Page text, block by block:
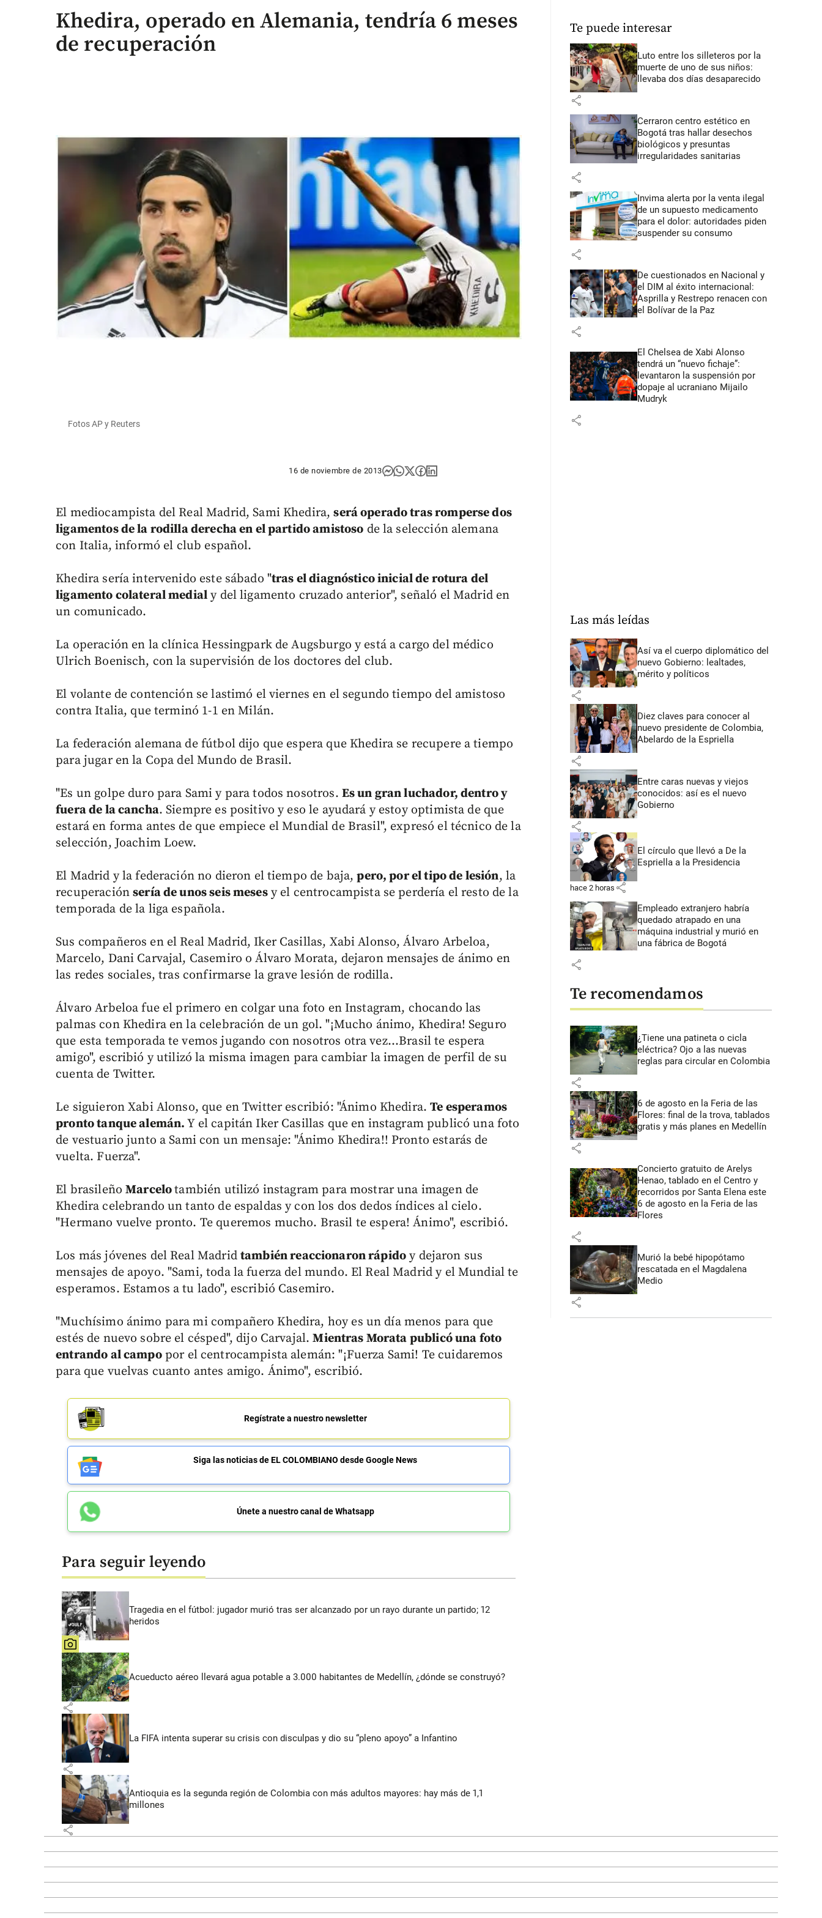
Khedira, operado en Alemania, tendría 6 meses
de recuperación
Fotos AP y Reuters
16 de noviembre de 2013
El mediocampista del Real Madrid, Sami Khedira,será operado tras romperse dos
ligamentos de la rodilla derecha en el partido amistoso de la selección alemana
con Italia, informó el club español.
Khedira sería intervenido este sábado "tras el diagnóstico inicial de rotura del
ligamento colateral medial y del ligamento cruzado anterior", señaló el Madrid en
un comunicado.
La operación en la clínica Hessingpark de Augsburgo y está a cargo del médico
Ulrich Boenisch, con la supervisión de los doctores del club.
El volante de contención se lastimó el viernes en el segundo tiempo del amistoso
contra Italia, que terminó 1-1 en Milán.
La federación alemana de fútbol dijo que espera que Khedira se recupere a tiempo
para jugar en la Copa del Mundo de Brasil.
"Es un golpe duro para Sami y para todos nosotros. Es un gran luchador, dentro y
fuera de la cancha. Siempre es positivo y eso le ayudará y estoy optimista de que
estará en forma antes de que empiece el Mundial de Brasil", expresó el técnico de la
selección, Joachim Loew.
El Madrid y la federación no dieron el tiempo de baja,pero, por el tipo de lesión, la
recuperaciónsería de unos seis mesesy el centrocampista se perdería el resto de la
temporada de la liga española.
Sus compañeros en el Real Madrid, Iker Casillas, Xabi Alonso, Álvaro Arbeloa,
Marcelo, Dani Carvajal, Casemiro o Álvaro Morata, dejaron mensajes de ánimo en
las redes sociales, tras confirmarse la grave lesión de rodilla.
Álvaro Arbeloa fue el primero en colgar una foto en Instagram, chocando las
palmas con Khedira en la celebración de un gol. "¡Mucho ánimo, Khedira! Seguro
que esta temporada te vemos jugando con nosotros otra vez...Brasil te espera
amigo", escribió y utilizó la misma imagen para cambiar la imagen de perfil de su
cuenta de Twitter.
Le siguieron Xabi Alonso, que en Twitter escribió: "Ánimo Khedira.Te esperamos
pronto tanque alemán. Y el capitán Iker Casillas que en instagram publicó una foto
de vestuario junto a Sami con un mensaje: "Ánimo Khedira!! Pronto estarás de
vuelta. Fuerza".
El brasileñoMarcelotambién utilizó instagram para mostrar una imagen de
Khedira celebrando un tanto de espaldas y con los dos dedos índices al cielo.
"Hermano vuelve pronto. Te queremos mucho. Brasil te espera! Ánimo", escribió.
Los más jóvenes del Real Madrid también reaccionaron rápido y dejaron sus
mensajes de apoyo. "Sami, toda la fuerza del mundo. El Real Madrid y el Mundial te
esperamos. Estamos a tu lado", escribió Casemiro.
"Muchísimo ánimo para mi compañero Khedira, hoy es un día menos para que
estés de nuevo sobre el césped", dijo Carvajal.Mientras Morata publicó una foto
entrando al campopor el centrocampista alemán: "¡Fuerza Sami! Te cuidaremos
para que vuelvas cuanto antes amigo. Ánimo", escribió.
Regístrate a nuestro newsletter
Siga las noticias de EL COLOMBIANO desde Google News
Únete a nuestro canal de Whatsapp
Para seguir leyendo
Tragedia en el fútbol: jugador murió tras ser alcanzado por un rayo durante un partido; 12
heridos
share
Acueducto aéreo llevará agua potable a 3.000 habitantes de Medellín, ¿dónde se construyó?
share
La FIFA intenta superar su crisis con disculpas y dio su “pleno apoyo” a Infantino
share
Antioquia es la segunda región de Colombia con más adultos mayores: hay más de 1,1
millones
share
Te puede interesar
Luto entre los silleteros por la
muerte de uno de sus niños:
llevaba dos días desaparecido
share
Cerraron centro estético en
Bogotá tras hallar desechos
biológicos y presuntas
irregularidades sanitarias
share
Invima alerta por la venta ilegal
de un supuesto medicamento
para el dolor: autoridades piden
suspender su consumo
share
De cuestionados en Nacional y
el DIM al éxito internacional:
Asprilla y Restrepo renacen con
el Bolívar de la Paz
share
El Chelsea de Xabi Alonso
tendrá un “nuevo fichaje”:
levantaron la suspensión por
dopaje al ucraniano Mijailo
Mudryk
share
Las más leídas
Así va el cuerpo diplomático del
nuevo Gobierno: lealtades,
mérito y políticos
share
Diez claves para conocer al
nuevo presidente de Colombia,
Abelardo de la Espriella
share
Entre caras nuevas y viejos
conocidos: así es el nuevo
Gobierno
share
El círculo que llevó a De la
Espriella a la Presidencia
hace 2 horas share
Empleado extranjero habría
quedado atrapado en una
máquina industrial y murió en
una fábrica de Bogotá
share
Te recomendamos
¿Tiene una patineta o cicla
eléctrica? Ojo a las nuevas
reglas para circular en Colombia
share
6 de agosto en la Feria de las
Flores: final de la trova, tablados
gratis y más planes en Medellín
share
Concierto gratuito de Arelys
Henao, tablado en el Centro y
recorridos por Santa Elena este
6 de agosto en la Feria de las
Flores
share
Murió la bebé hipopótamo
rescatada en el Magdalena
Medio
share